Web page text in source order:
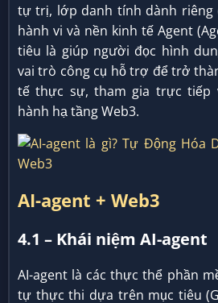
tự trị, lớp danh tính dành riêng
hành vi và nền kinh tế Agent
tiêu là giúp người đọc hình
vai trò công cụ hỗ trợ để trở
tế thực sự, tham gia trực tiếp
hành hạ tầng Web3.
AI-agent + Web3
4.1 – Khái niệm AI-agent
AI-agent là các thực thể phần
tự thực thi dựa trên mục tiêu